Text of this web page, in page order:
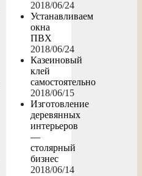
2018/06/24
Устанавливаем
окна
ПВХ
2018/06/24
Казеиновый
клей
самостоятельно
2018/06/15
Изготовление
деревянных
интерьеров
—
столярный
бизнес
2018/06/14